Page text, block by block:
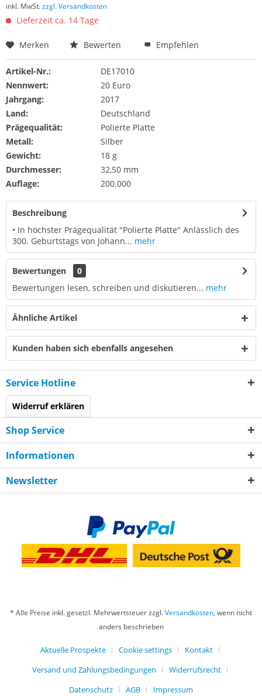
inkl. MwSt.zzgl. Versandkosten
Lieferzeit ca. 14 Tage
Merken Bewerten Empfehlen
Artikel-Nr.:
DE17010
Nennwert:
20 Euro
Jahrgang:
2017
Land:
Deutschland
Prägequalität:
Polierte Platte
Metall:
Silber
Gewicht:
18 g
Durchmesser:
32,50 mm
Auflage:
200.000
Beschreibung
• In höchster Prägequalität "Polierte Platte" Anlässlich des
300. Geburtstags von Johann... mehr
Bewertungen
0
Bewertungen lesen, schreiben und diskutieren... mehr
Ähnliche Artikel
Kunden haben sich ebenfalls angesehen
Service Hotline
Widerruf erklären
Shop Service
Informationen
Newsletter
* Alle Preise inkl. gesetzl. Mehrwertsteuer zzgl.Versandkosten, wenn nicht
anders beschrieben
Aktuelle Prospekte Cookie settings
Kontakt
Versand und Zahlungsbedingungen
Widerrufsrecht
Datenschutz
AGB Impressum